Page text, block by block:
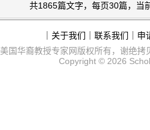
共1865篇文字，每页30篇，当
关于我们 联系我们
申
美国华裔教授专家网版权所有，谢绝拷
Copyright © 2026